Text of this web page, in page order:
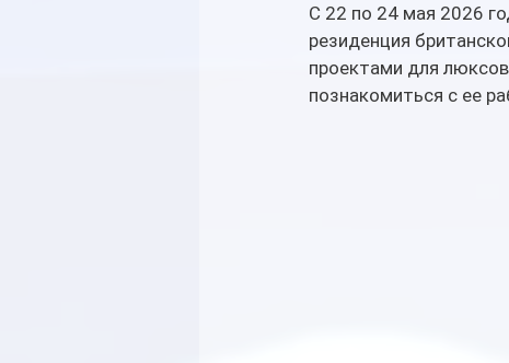
С 22 по 24 мая 2026
резиденция
проектами для
познакомиться с ее